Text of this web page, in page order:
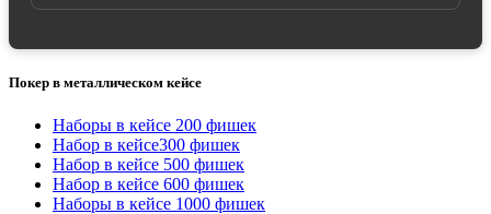
Покер в металлическом кейсе
Наборы в кейсе 200 фишек
Набор в кейсе300 фишек
Набор в кейсе 500 фишек
Набор в кейсе 600 фишек
Наборы в кейсе 1000 фишек